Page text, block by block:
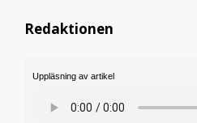
Redaktionen
Uppläsning av artikel